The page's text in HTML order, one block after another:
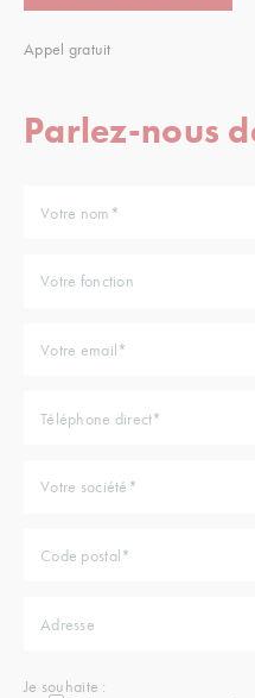
Appel gratuit
Parlez-nous
Je souhaite :